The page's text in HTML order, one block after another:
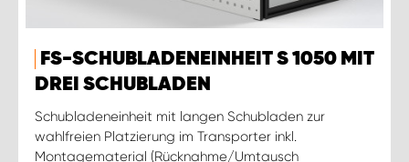
FS-SCHUBLADENEINHEIT S 1050 MIT
DREI SCHUBLADEN
Schubladeneinheit mit langen Schubladen zur
wahlfreien Platzierung im Transporter inkl.
Montagematerial (Rücknahme/Umtausch